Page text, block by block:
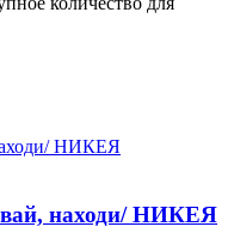
находи/ НИКЕЯ